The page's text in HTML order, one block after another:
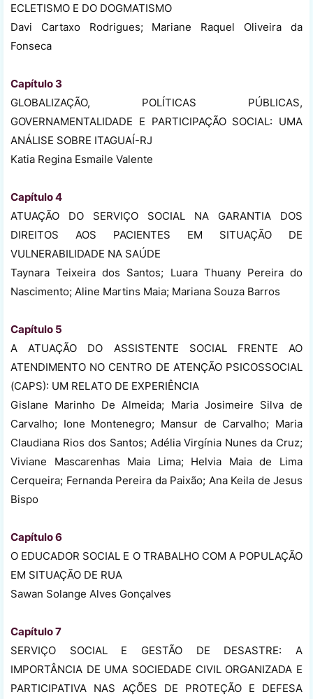
ECLETISMO E DO DOGMATISMO
Davi Cartaxo Rodrigues; Mariane Raquel Oliveira da
Fonseca
Capítulo 3
GLOBALIZAÇÃO, POLÍTICAS PÚBLICAS,
GOVERNAMENTALIDADE E PARTICIPAÇÃO SOCIAL: UMA
ANÁLISE SOBRE ITAGUAÍ-RJ
Katia Regina Esmaile Valente
Capítulo 4
ATUAÇÃO DO SERVIÇO SOCIAL NA GARANTIA DOS
DIREITOS AOS PACIENTES EM SITUAÇÃO DE
VULNERABILIDADE NA SAÚDE
Taynara Teixeira dos Santos; Luara Thuany Pereira do
Nascimento; Aline Martins Maia; Mariana Souza Barros
Capítulo 5
A ATUAÇÃO DO ASSISTENTE SOCIAL FRENTE AO
ATENDIMENTO NO CENTRO DE ATENÇÃO PSICOSSOCIAL
(CAPS): UM RELATO DE EXPERIÊNCIA
Gislane Marinho De Almeida; Maria Josimeire Silva de
Carvalho; Ione Montenegro; Mansur de Carvalho; Maria
Claudiana Rios dos Santos; Adélia Virgínia Nunes da Cruz;
Viviane Mascarenhas Maia Lima; Helvia Maia de Lima
Cerqueira; Fernanda Pereira da Paixão; Ana Keila de Jesus
Bispo
Capítulo 6
O EDUCADOR SOCIAL E O TRABALHO COM A POPULAÇÃO
EM SITUAÇÃO DE RUA
Sawan Solange Alves Gonçalves
Capítulo 7
SERVIÇO SOCIAL E GESTÃO DE DESASTRE: A
IMPORTÂNCIA DE UMA SOCIEDADE CIVIL ORGANIZADA E
PARTICIPATIVA NAS AÇÕES DE PROTEÇÃO E DEFESA